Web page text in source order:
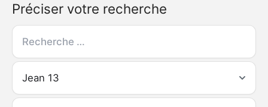
Préciser votre recherche